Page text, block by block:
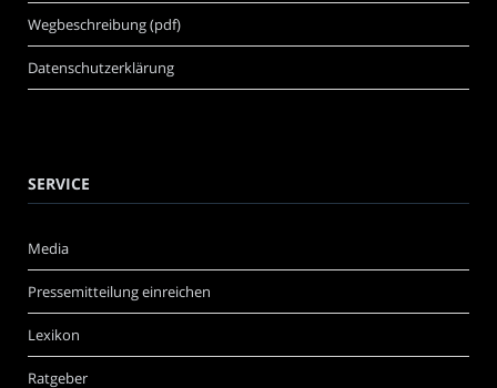
Wegbeschreibung (pdf)
Datenschutzerklärung
SERVICE
Media
Pressemitteilung einreichen
Lexikon
Ratgeber